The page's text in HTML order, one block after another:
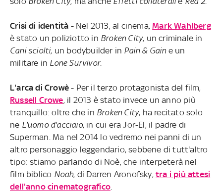
Crisi di identità - Nel 2013, al cinema,Mark Wahlberg
è stato un poliziotto in Broken City, un criminale in
Cani sciolti, un bodybuilder in Pain & Gain e un
militare in Lone Survivor.
L'arca di Crowè- Per il terzo protagonista del film,
Russell Crowe, il 2013 è stato invece un anno più
tranquillo: oltre che in Broken City, ha recitato solo
ne L'uomo d'acciaio, in cui era Jor-El, il padre di
Superman. Ma nel 2014 lo vedremo nei panni di un
altro personaggio leggendario, sebbene di tutt'altro
tipo: stiamo parlando di Noè, che interpeterà nel
film biblico Noah, di Darren Aronofsky,tra i più attesi
dell'anno cinematografico.